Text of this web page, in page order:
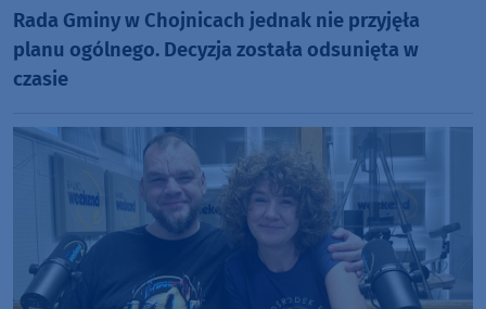
Rada Gminy w Chojnicach jednak nie przyjęła
planu ogólnego. Decyzja została odsunięta w
czasie